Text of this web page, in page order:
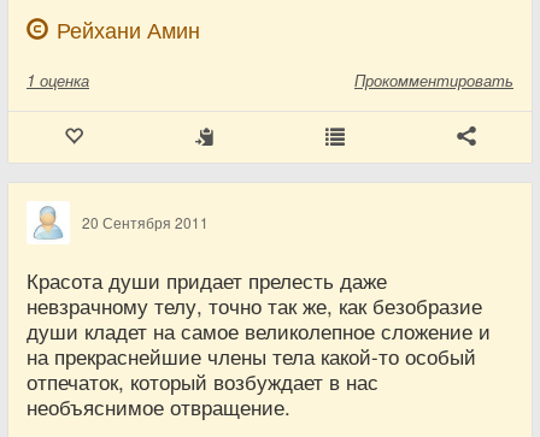
Рейхани Амин
1 оценка Прокомментировать
20 Сентября 2011
Красота души придает прелесть даже
невзрачному телу, точно так же, как безобразие
души кладет на самое великолепное сложение и
на прекраснейшие члены тела какой-то особый
отпечаток, который возбуждает в нас
необъяснимое отвращение.